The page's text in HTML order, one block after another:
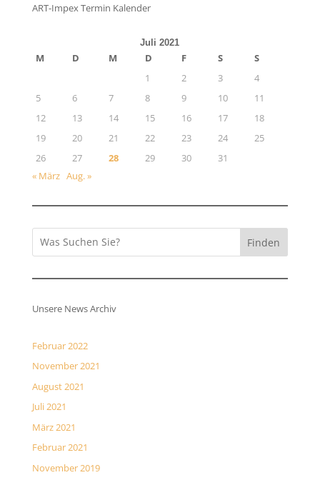
ART-Impex Termin Kalender
Juli 2021
M D M D F S
S
1
2 3
4
5
6 7 8 9 10
11
12
13 14 15 16 17
18
19
20 21 22 23 24
25
26
27 28 29 30
31
« März Aug. »
Finden
Unsere News Archiv
Februar 2022
November 2021
August 2021
Juli 2021
März 2021
Februar 2021
November 2019